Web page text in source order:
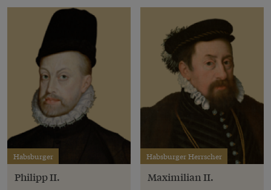
Habsburger
Philipp II.
Habsburger Herrscher
Maximilian II.